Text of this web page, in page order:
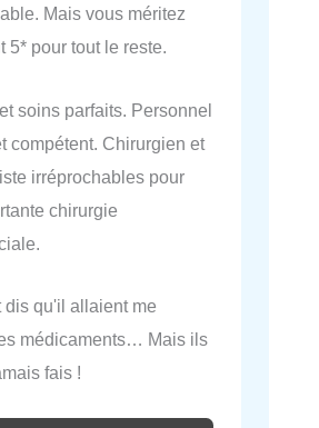
Mais vous méritez
5* pour tout le reste.
soins parfaits. Personnel
compétent. Chirurgien et
irréprochables pour
chirurgie
dis qu'il allaient me
médicaments… Mais ils
fais !